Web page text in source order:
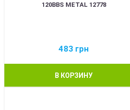
120BBS METAL 12778
483 грн
В КОРЗИНУ